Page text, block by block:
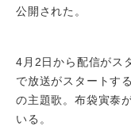
公開された。
4月2日から配信がス
で放送がスタートす
の主題歌。布袋寅泰
いる。